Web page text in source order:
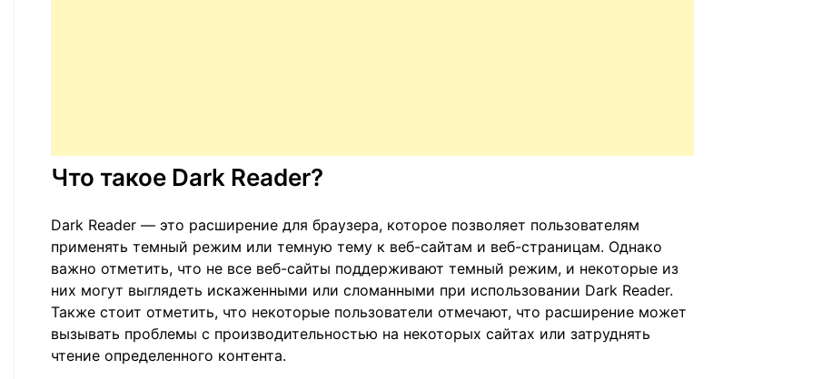
Что такое Dark Reader?
Dark Reader — это расширение для браузера, которое позволяет пользователям
применять темный режим или темную тему к веб-сайтам и веб-страницам. Однако
важно отметить, что не все веб-сайты поддерживают темный режим, и некоторые из
них могут выглядеть искаженными или сломанными при использовании Dark Reader.
Также стоит отметить, что некоторые пользователи отмечают, что расширение может
вызывать проблемы с производительностью на некоторых сайтах или затруднять
чтение определенного контента.